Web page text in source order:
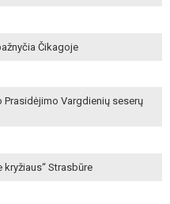
Čikagoje
Vargdienių seserų
kryžiaus“ Strasbūre